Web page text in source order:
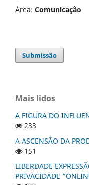
Área: Comunicação
Submissão
Mais lidos
A FIGURA DO
233
A ASCENSÃO DA
151
LIBERDADE
PRIVACIDADE